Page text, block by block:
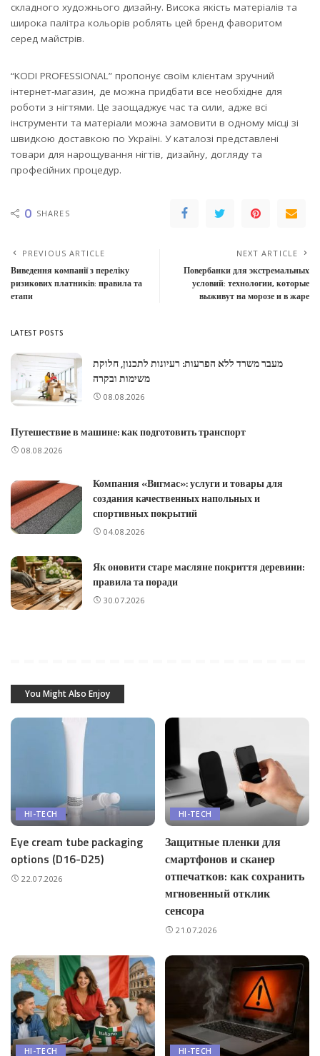
складного художнього дизайну. Висока якість матеріалів та
широка палітра кольорів роблять цей бренд фаворитом
серед майстрів.
“KODI PROFESSIONAL” пропонує своїм клієнтам зручний
інтернет-магазин, де можна придбати все необхідне для
роботи з нігтями. Це заощаджує час та сили, адже всі
інструменти та матеріали можна замовити в одному місці зі
швидкою доставкою по Україні. У каталозі представлені
товари для нарощування нігтів, дизайну, догляду та
професійних процедур.
0 SHARES
PREVIOUS ARTICLE
Виведення компанії з переліку
ризикових платників: правила та
етапи
NEXT ARTICLE
Повербанки для экстремальных
условий: технологии, которые
выживут на морозе и в жаре
LATEST POSTS
מעבר משרד ללא הפרעות: רעיונות לתכנון, חלוקת
משימות ובקרה
08.08.2026
Путешествие в машине: как подготовить транспорт
08.08.2026
Компания «Вигмас»: услуги и товары для
создания качественных напольных и
спортивных покрытий
04.08.2026
Як оновити старе масляне покриття деревини:
правила та поради
30.07.2026
You Might Also Enjoy
HI-TECH
Eye cream tube packaging
options (D16-D25)
22.07.2026
HI-TECH
Защитные пленки для
смартфонов и сканер
отпечатков: как сохранить
мгновенный отклик
сенсора
21.07.2026
HI-TECH HI-TECH